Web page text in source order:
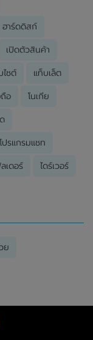
ฮาร์ดดิสก์
เปิดตัวสินค้า
ไซต์ แท็บเล็ต
อ โนเกีย
โปรแกรมแชท
เดอร์ ไดร์เวอร์
ย